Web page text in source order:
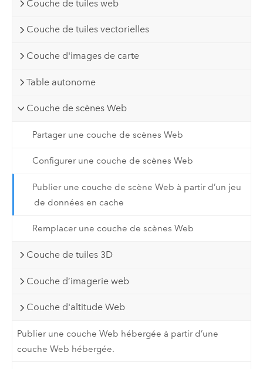
Couche de tuiles web
Couche de tuiles vectorielles
Couche d'images de carte
Table autonome
Couche de scènes Web
Partager une couche de scènes Web
Configurer une couche de scènes Web
Publier une couche de scène Web à partir d’un jeu
de données en cache
Remplacer une couche de scènes Web
Couche de tuiles 3D
Couche d’imagerie web
Couche d'altitude Web
Publier une couche Web hébergée à partir d’une
couche Web hébergée.